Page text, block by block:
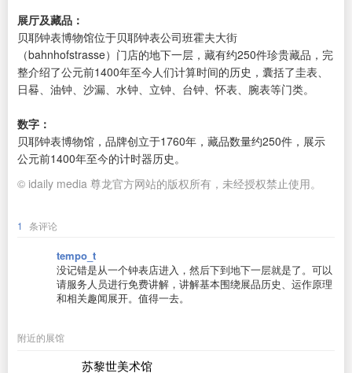
展厅及藏品：
贝耶钟表博物馆位于贝耶钟表公司班霍夫大街
（bahnhofstrasse）门店的地下一层，藏有约250件珍贵藏品，完
整介绍了公元前1400年至今人们计算时间的历史，囊括了圭表、
日晷、油钟、沙漏、水钟、立钟、台钟、怀表、腕表等门类。
数字：
贝耶钟表博物馆，品牌创立于1760年，藏品数量约250件，展示
公元前1400年至今的计时器历史。
© idaily media 尊龙官方网站的版权所有，未经授权禁止使用。
1 条评论
tempo_t
没记错是从一个钟表店进入，然后下到地下一层就是了。可以
请服务人员进行免费讲解，讲解基本围绕展品历史、运作原理
和相关趣闻展开。值得一去。
附近的展馆
苏黎世美术馆